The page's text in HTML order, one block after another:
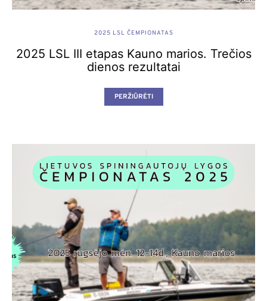
2025 LSL ČEMPIONATAS
2025 LSL III etapas Kauno marios. Trečios
dienos rezultatai
PERŽIŪRĖTI